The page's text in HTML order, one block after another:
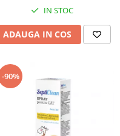
IN STOC
ADAUGA IN COS
-90%